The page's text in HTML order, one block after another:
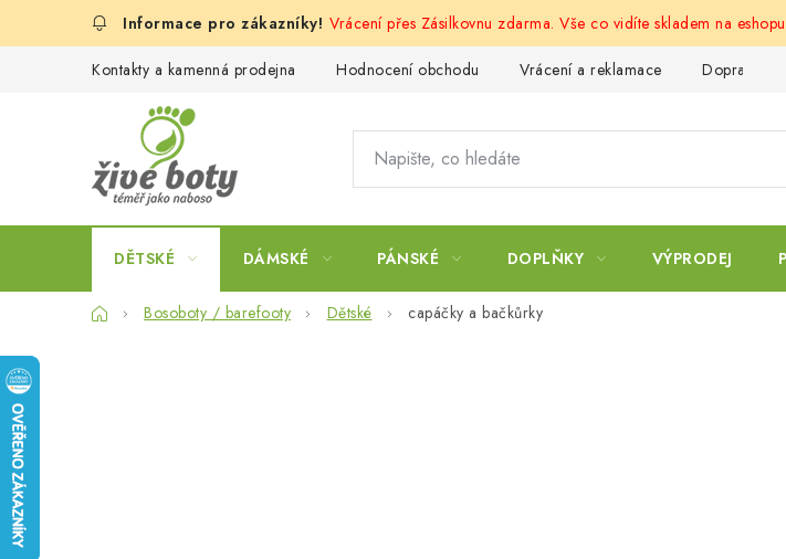
Vrácení přes Zásilkovnu zdarma. Vše co vidíte skladem na
Kontakty a kamenná prodejna Hodnocení obchodu Vrácení a reklamace Doprava a
DĚTSKÉ DÁMSKÉ PÁNSKÉ DOPLŇKY VÝPRODEJ
DomůBosoboty / barefooty Dětské capáčky a bačkůrky